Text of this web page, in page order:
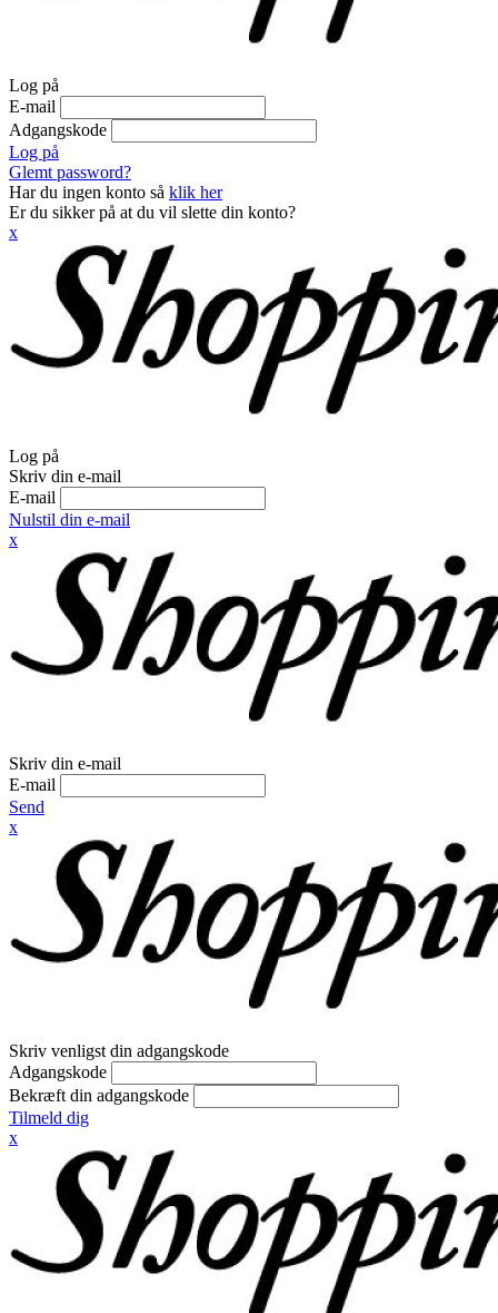
Log på
E-mail
Adgangskode
Log på
Glemt password?
Har du ingen konto så klik her
Er du sikker på at du vil slette din konto?
x
Log på
Skriv din e-mail
E-mail
Nulstil din e-mail
x
Skriv din e-mail
E-mail
Send
x
Skriv venligst din adgangskode
Adgangskode
Bekræft din adgangskode
Tilmeld dig
x